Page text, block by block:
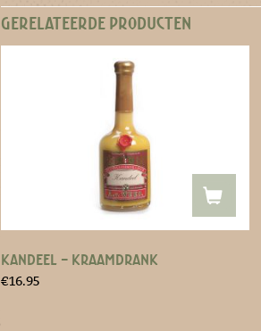
GERELATEERDE PRODUCTEN
KANDEEL – KRAAMDRANK
€16.95